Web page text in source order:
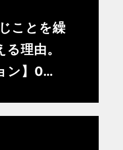
ことを繰
理由。
ン】0…